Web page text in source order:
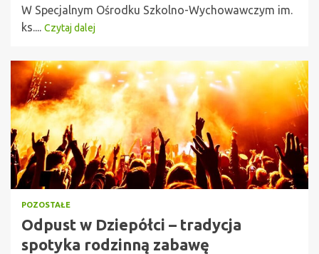
W Specjalnym Ośrodku Szkolno-Wychowawczym im.
ks.... Czytaj dalej
POZOSTAŁE
Odpust w Dziepółci – tradycja
spotyka rodzinną zabawę